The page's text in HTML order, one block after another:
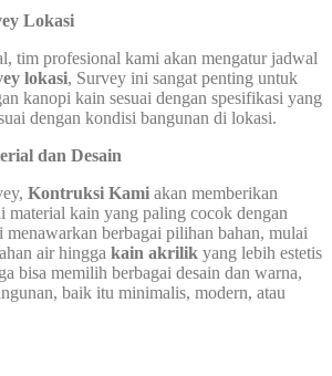
Lokasi
tim profesional kami akan mengatur jadwal
lokasi, Survey ini sangat penting untuk
kanopi kain sesuai dengan spesifikasi yang
dengan kondisi bangunan di lokasi.
dan Desain
Kontruksi Kami akan memberikan
material kain yang paling cocok dengan
berbagai pilihan bahan, mulai
air hingga kain akrilik yang lebih estetis
bisa memilih berbagai desain dan warna,
baik itu minimalis, modern, atau